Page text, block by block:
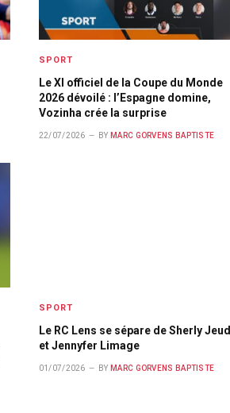
SPORT
Le XI officiel de la Coupe du Monde
2026 dévoilé : l’Espagne domine,
Vozinha crée la surprise
22/07/2026 BY MARC GORVENS BAPTISTE
SPORT
Le RC Lens se sépare de Sherly
et Jennyfer Limage
01/07/2026 BY MARC GORVENS BAPTISTE